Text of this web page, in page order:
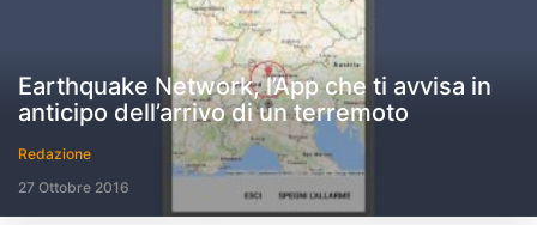
Earthquake Network, l’App che ti avvisa in
anticipo dell’arrivo di un terremoto
Redazione
27 Ottobre 2016